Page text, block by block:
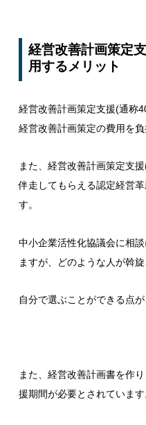
経営改善計画策定
用するメリット
経営改善計画策定支援(通称
経営改善計画策定の費用を
また、経営改善計画策定支
伴走してもらえる認定経営
す。
中小企業活性化協議会に相
ますが、どのような人が斡
自分で選ぶことができる点
また、経営改善計画書を作
援期間が必要とされています